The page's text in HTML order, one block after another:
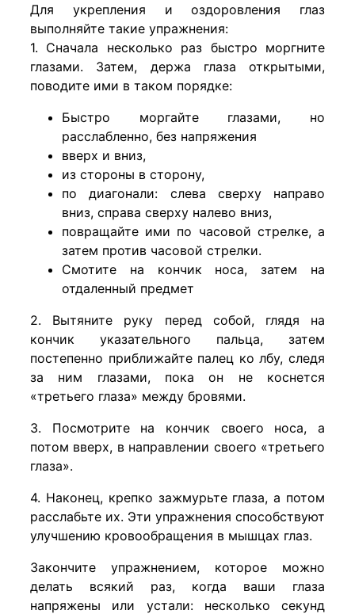
Для укрепления и оздоровления глаз
выполняйте такие упражнения:
1. Сначала несколько раз быстро моргните
глазами. Затем, держа глаза открытыми,
поводите ими в таком порядке:
Быстро моргайте глазами, но
расслабленно, без напряжения
вверх и вниз,
из стороны в сторону,
по диагонали: слева сверху направо
вниз, справа сверху налево вниз,
повращайте ими по часовой стрелке, а
затем против часовой стрелки.
Смотите на кончик носа, затем на
отдаленный предмет
2. Вытяните руку перед собой, глядя на
кончик указательного пальца, затем
постепенно приближайте палец ко лбу, следя
за ним глазами, пока он не коснется
«третьего глаза» между бровями.
3. Посмотрите на кончик своего носа, а
потом вверх, в направлении своего «третьего
глаза».
4. Наконец, крепко зажмурьте глаза, а потом
расслабьте их. Эти упражнения способствуют
улучшению кровообращения в мышцах глаз.
Закончите упражнением, которое можно
делать всякий раз, когда ваши глаза
напряжены или устали: несколько секунд